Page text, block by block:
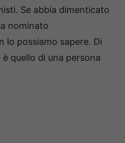
Se abbia dimenticato
nominato
lo possiamo sapere. Di
quello di una persona